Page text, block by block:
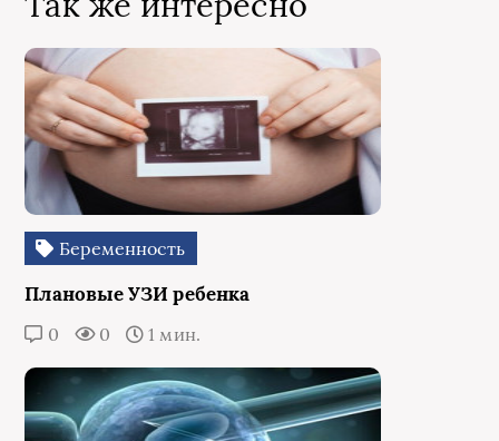
Беременность
Плановые УЗИ ребенка
0 0 1 мин.